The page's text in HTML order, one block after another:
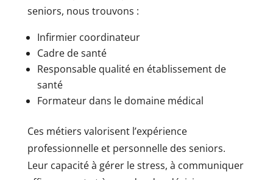
seniors, nous trouvons :
Infirmier coordinateur
Cadre de santé
Responsable qualité en établissement de
santé
Formateur dans le domaine médical
Ces métiers valorisent l’expérience
professionnelle et personnelle des seniors.
Leur capacité à gérer le stress, à communiquer